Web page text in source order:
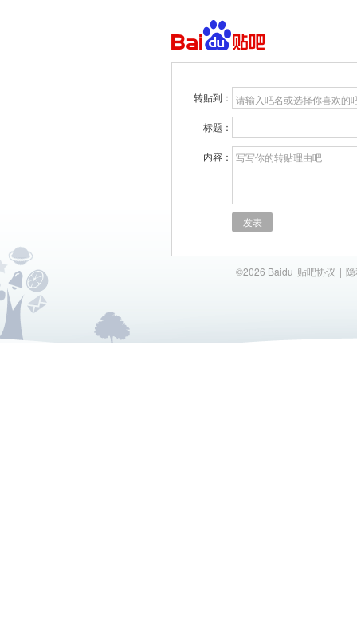
转贴到： 请输入吧名或选择你喜欢的
标题：
内容： 写写你的转贴理由吧
发表
©2026 Baidu 贴吧协议 |